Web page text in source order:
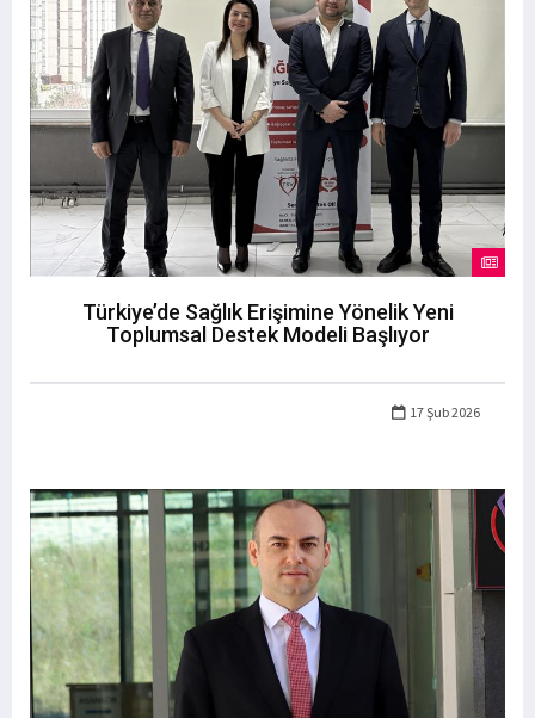
Türkiye’de Sağlık Erişimine Yönelik Yeni
Toplumsal Destek Modeli Başlıyor
17 Şub 2026